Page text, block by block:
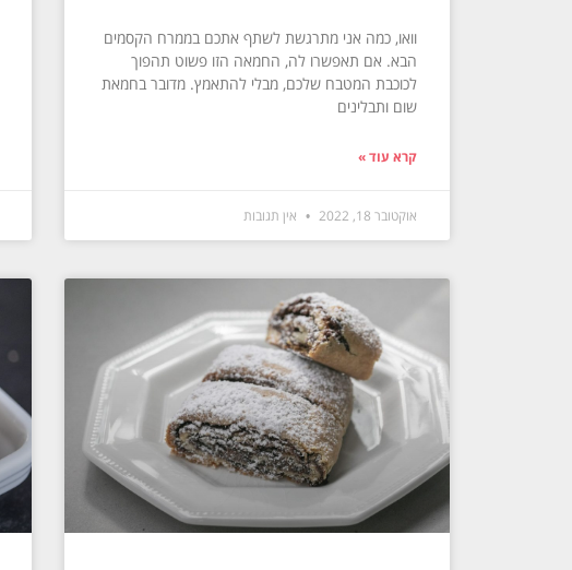
וואו, כמה אני מתרגשת לשתף אתכם בממרח הקסמים
הבא. אם תאפשרו לה, החמאה הזו פשוט תהפוך
לכוכבת המטבח שלכם, מבלי להתאמץ. מדובר בחמאת
שום ותבלינים
קרא עוד »
אוקטובר 18, 2022 אין תגובות